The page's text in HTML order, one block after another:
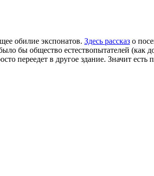
обилие экспонатов. Здесь рассказ о
бы общество естествопытателей (как
переедет в другое здание. Значит есть